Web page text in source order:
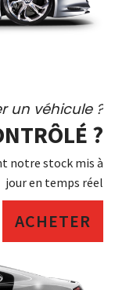
un véhicule ?
?
notre stock mis à
jour en temps réel
ACHETER